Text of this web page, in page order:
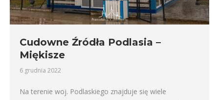
Cudowne Źródła Podlasia –
Miękisze
6 grudnia 2022
Na terenie woj. Podlaskiego znajduje się wiele